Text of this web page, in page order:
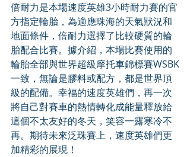
倍耐力是本場速度英雄3小時耐力賽的官
方指定輪胎，為適應珠海的天氣狀況和
地面條件，倍耐力選擇了比較硬質的輪
胎配合比賽。據介紹，本場比賽使用的
輪胎全部與世界超級摩托車錦標賽WSBK
一致，無論是膠料或配方，都是世界頂
級的配備。幸福的速度英雄們，再一次
將自己對賽車的熱情轉化成能量釋放給
這個不太友好的冬天，笑容一露寒冷不
再。期待未來泛珠賽上，速度英雄們更
加精彩的展現！